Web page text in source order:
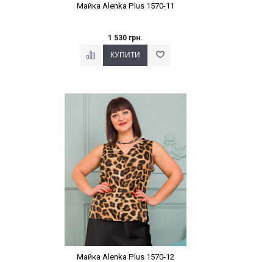
Майка Alenka Plus 1570-11
1 530 грн.
Наклейки Варіант з %
Майка Alenka Plus 1570-12